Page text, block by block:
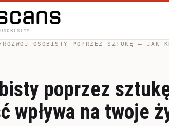
ROZWÓJ OSOBISTY POPRZEZ SZTUKĘ – JAK
poprzez
wpływa na twoje